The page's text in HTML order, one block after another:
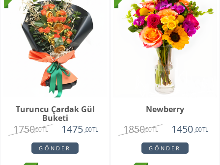
Turuncu Çardak Gül
Buketi
1750,00 TL 1475 ,00 TL
GÖNDER
Newberry
1850,00 TL 1450 ,00 TL
GÖNDER